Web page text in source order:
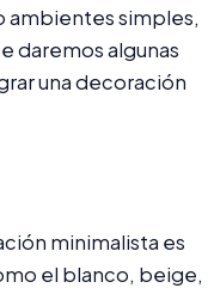
ambientes simples,
daremos algunas
una decoración
minimalista es
el blanco, beige,